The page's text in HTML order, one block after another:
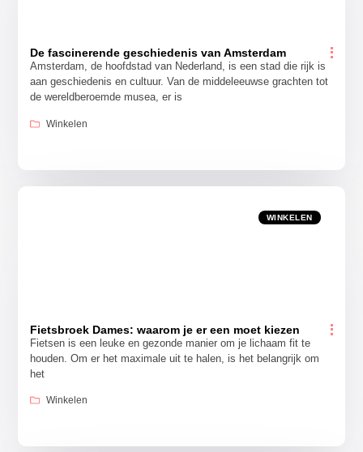
De fascinerende geschiedenis van Amsterdam
Amsterdam, de hoofdstad van Nederland, is een stad die rijk is
aan geschiedenis en cultuur. Van de middeleeuwse grachten tot
de wereldberoemde musea, er is
Winkelen
WINKELEN
Fietsbroek Dames: waarom je er een moet kiezen
Fietsen is een leuke en gezonde manier om je lichaam fit te
houden. Om er het maximale uit te halen, is het belangrijk om
het
Winkelen